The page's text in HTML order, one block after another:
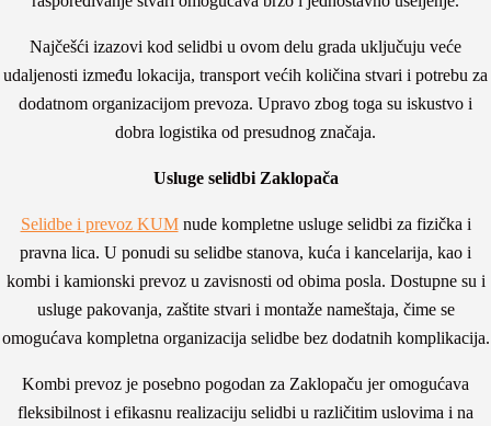
Najčešći izazovi kod selidbi u ovom delu grada uključuju veće
udaljenosti između lokacija, transport većih količina stvari i potrebu za
dodatnom organizacijom prevoza. Upravo zbog toga su iskustvo i
dobra logistika od presudnog značaja.
Usluge selidbi Zaklopača
Selidbe i prevoz KUMnude kompletne usluge selidbi za fizička i
pravna lica. U ponudi su selidbe stanova, kuća i kancelarija, kao i
kombi i kamionski prevoz u zavisnosti od obima posla. Dostupne su i
usluge pakovanja, zaštite stvari i montaže nameštaja, čime se
omogućava kompletna organizacija selidbe bez dodatnih komplikacija.
Kombi prevoz je posebno pogodan za Zaklopaču jer omogućava
fleksibilnost i efikasnu realizaciju selidbi u različitim uslovima i na